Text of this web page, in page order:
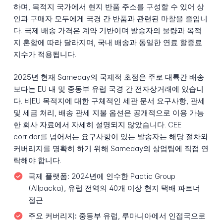
하며, 목적지 국가에서 현지 반품 주소를 구성할 수 있어 상
인과 구매자 모두에게 국경 간 반품과 관련된 마찰을 줄입니
다. 국제 배송 가격은 계약 기반이며 발송자의 물량과 목적
지 혼합에 따라 달라지며, 국내 배송과 동일한 연료 할증료
지수가 적용됩니다.
2025년 현재 Sameday의 국제적 초점은 주로 대륙간 배송
보다는 EU 내 및 중동부 유럽 국경 간 전자상거래에 있습니
다. 비EU 목적지에 대한 구체적인 세관 문서 요구사항, 관세
및 세금 처리, 배송 관세 지불 옵션은 공개적으로 이용 가능
한 회사 자료에서 자세히 설명되지 않았습니다. CEE
corridor를 넘어서는 요구사항이 있는 발송자는 해당 절차와
커버리지를 명확히 하기 위해 Sameday의 상업팀에 직접 연
락해야 합니다.
국제 플랫폼: 2024년에 인수한 Pactic Group
(Allpacka), 유럽 전역의 40개 이상 현지 택배 파트너
접근
주요 커버리지: 중동부 유럽, 루마니아에서 인접국으로